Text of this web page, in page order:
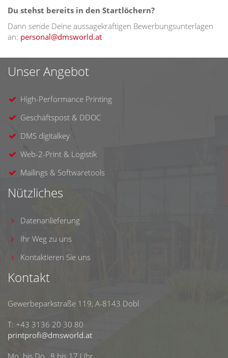
Du stehst bereits in den Startlöchern?
Dann sende Deine aussagekräftigen Bewerbungsunterlagen
an: personal@dmsworld.at
Unser Angebot
High-Performance Printing
Geschäftspost & DDOC
DMS digitalkey
Web-2-Print & Logistik
Mailings & Softwaretools
Nützliches
Datenanlieferung
Ihr Weg zu uns
Kontaktieren Sie uns
Kontakt
Gewerbeparkstraße 119, A-8143 Dobl
T: +43 3136 20 30 80
printprofi@dmsworld.at
Mo. bis Do., 8 bis 17 Uhr